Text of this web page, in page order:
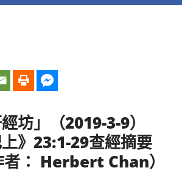
經坊」（2019-3-9）
》 23:1-29查經摘要
者： Herbert Chan）